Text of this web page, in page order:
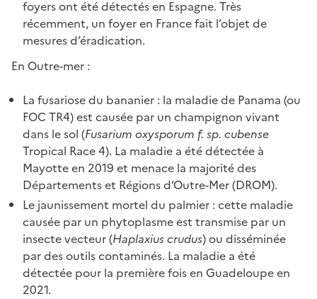
foyers ont été détectés en Espagne. Très
récemment, un foyer en France fait l’objet de
mesures d’éradication.
En Outre-mer :
La fusariose du bananier : la maladie de Panama (ou
FOC TR4) est causée par un champignon vivant
dans le sol (Fusarium oxysporum f. sp. cubense
Tropical Race 4). La maladie a été détectée à
Mayotte en 2019 et menace la majorité des
Départements et Régions d’Outre-Mer (DROM).
Le jaunissement mortel du palmier : cette maladie
causée par un phytoplasme est transmise par un
insecte vecteur (Haplaxius crudus) ou disséminée
par des outils contaminés. La maladie a été
détectée pour la première fois en Guadeloupe en
2021.